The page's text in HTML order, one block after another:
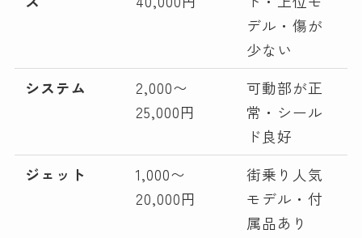
デル・傷が
少ない
システム
2,000〜
25,000円
可動部が正
常・シール
ド良好
ジェット
1,000〜
20,000円
街乗り人気
モデル・付
属品あり